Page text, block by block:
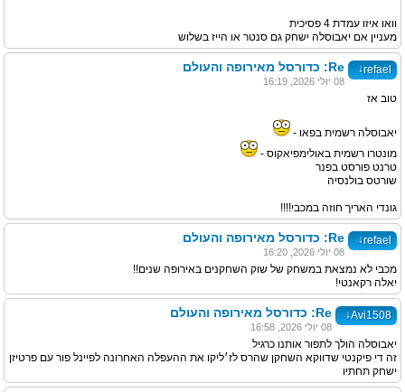
וואו איזו עמדת 4 פסיכית
מעניין אם יאבוסלה ישחק גם סנטר או הייז בשלוש
refael
↓ Re: כדורסל מאירופה והעולם
08 יולי 2026, 16:19
טוב אז
יאבוסלה רשמית בפאו -
מונטרו רשמית באולימפיאקוס -
טרנט פורסט בפנר
שורטס בולנסיה
גונדי האריך חוזה במכבי!!!!
refael
↓ Re: כדורסל מאירופה והעולם
08 יולי 2026, 16:20
מכבי לא נמצאת במשחק של שוק השחקנים באירופה שנים!!
יאלה רקאנטי!
Avi1508
↓ Re: כדורסל מאירופה והעולם
08 יולי 2026, 16:58
יאבוסלה הולך לתפור אותנו כרגיל
זה די פיקנטי שדווקא השחקן שהרס לז׳ליקו את ההעפלה האחרונה לפיינל פור עם פרטיזן
ישחק תחתיו